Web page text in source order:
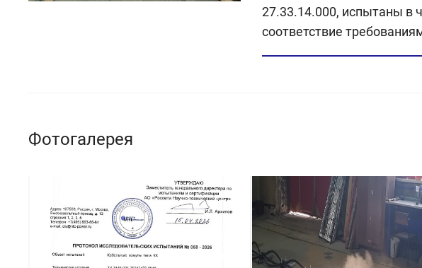
27.33.14.000, испытаны в
соответствие
Фотогалерея